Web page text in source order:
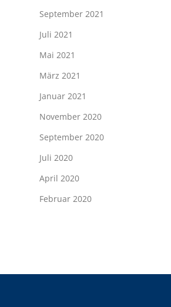
September 2021
Juli 2021
Mai 2021
März 2021
Januar 2021
November 2020
September 2020
Juli 2020
April 2020
Februar 2020